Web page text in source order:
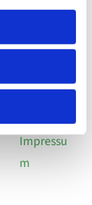
Datensch
Datensch
Media
Impressu
m